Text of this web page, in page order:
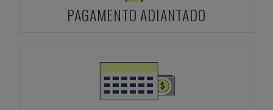
PAGAMENTO ADIANTADO